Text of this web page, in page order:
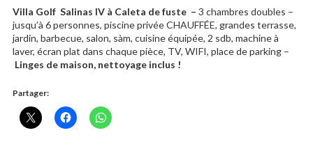
Villa Golf Salinas IV à Caleta de fuste – 3 chambres doubles –
jusqu’à 6 personnes, piscine privée CHAUFFÉE, grandes terrasse,
jardin, barbecue, salon, sàm, cuisine équipée, 2 sdb, machine à
laver, écran plat dans chaque pièce, TV, WIFI, place de parking –
Linges de maison, nettoyage inclus !
Partager: